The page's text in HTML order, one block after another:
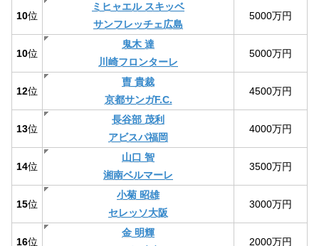
10位
ミヒャエル スキッベ
サンフレッチェ広島
5000万円
10位
鬼木 達
川崎フロンターレ
5000万円
12位
曺 貴裁
京都サンガF.C.
4500万円
13位
長谷部 茂利
アビスパ福岡
4000万円
14位
山口 智
湘南ベルマーレ
3500万円
15位
小菊 昭雄
セレッソ大阪
3000万円
16位
金 明輝
2000万円